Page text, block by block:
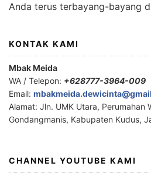
Anda terus terbayang-bayang
KONTAK KAMI
Mbak Meida
WA / Telepon: +628777-3964-009
Email:
Alamat: Jln. UMK Utara, Perumahan
Gondangmanis, Kabupaten Kudus,
CHANNEL YOUTUBE KAMI